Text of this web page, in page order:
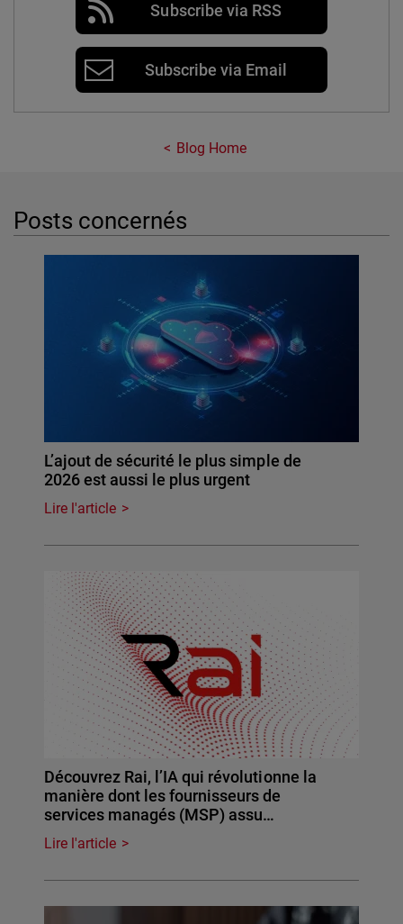
Subscribe via RSS
Subscribe via Email
Blog Home
Posts concernés
L’ajout de sécurité le plus simple de
2026 est aussi le plus urgent
Lire l'article
Découvrez Rai, l’IA qui révolutionne la
manière dont les fournisseurs de
services managés (MSP) assu…
Lire l'article